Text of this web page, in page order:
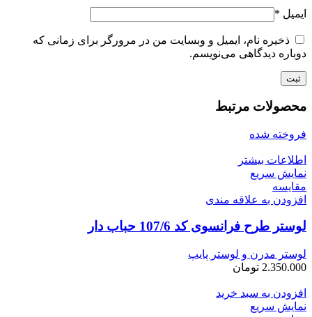
ایمیل *
ذخیره نام، ایمیل و وبسایت من در مرورگر برای زمانی که
دوباره دیدگاهی می‌نویسم.
محصولات مرتبط
فروخته شده
اطلاعات بیشتر
نمایش سریع
مقايسه
افزودن به علاقه مندی
لوستر طرح فرانسوی کد 107/6 حباب دار
لوستر مدرن و لوستر پایپ
2.350.000 تومان
افزودن به سبد خرید
نمایش سریع